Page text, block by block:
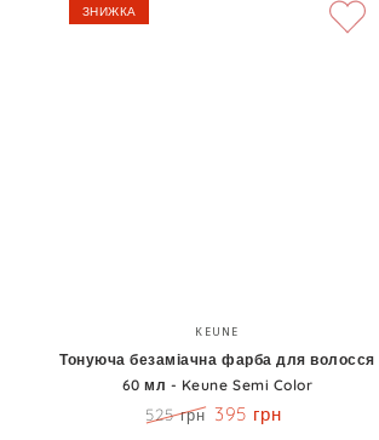
безаміачна
Бренд:
KEUNE
Тонуюча безаміачна фарба для волосся
60 мл - Keune Semi Color
525 грн 395 грн
ЗНИЖКА